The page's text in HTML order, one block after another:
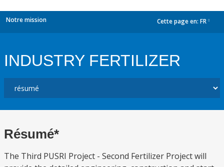
Notre mission Cette page en: FR
INDUSTRY FERTILIZER
Résumé*
The Third PUSRI Project - Second Fertilizer Project will